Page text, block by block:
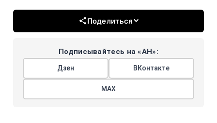
Поделиться
Подписывайтесь на «АН»:
Дзен ВКонтакте
МАХ